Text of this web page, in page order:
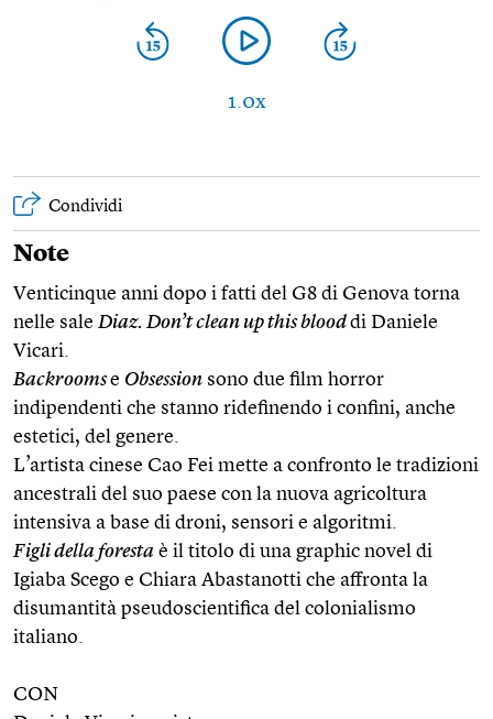
1.0x
Condividi
Note
Venticinque anni dopo i fatti del G8 di Genova torna
nelle sale Diaz. Don’t clean up this blooddi Daniele
Vicari.
Backroomse Obsession sono due film horror
indipendenti che stanno ridefinendo i confini, anche
estetici, del genere.
L’artista cinese Cao Fei mette a confronto le tradizioni
ancestrali del suo paese con la nuova agricoltura
intensiva a base di droni, sensori e algoritmi.
Figli della foresta è il titolo di una graphic novel di
Igiaba Scego e Chiara Abastanotti che affronta la
disumantità pseudoscientifica del colonialismo
italiano.
CON